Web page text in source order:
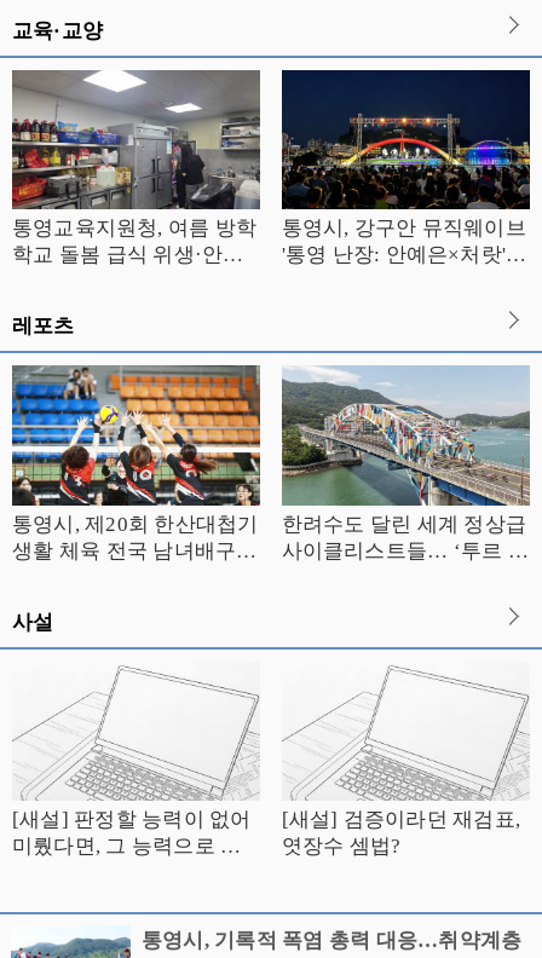
교육·교양
통영교육지원청, 여름 방학
학교 돌봄 급식 위생·안전
통영시, 강구안 뮤직웨이브
'통영 난장: 안예은×처랏'
레포츠
통영시, 제20회 한산대첩기
생활 체육 전국 남녀배구대
한려수도 달린 세계 정상급
사이클리스트들… ‘투르 드
사설
[새설] 판정할 능력이 없어
미뤘다면, 그 능력으로 셈
[새설] 검증이라던 재검표,
엿장수 셈법?
통영시, 기록적 폭염 총력 대응…취약계층